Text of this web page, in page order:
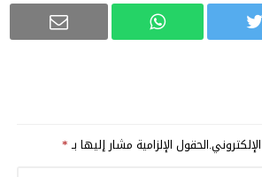
الحقول الإلزامية مشار إليها بـ*